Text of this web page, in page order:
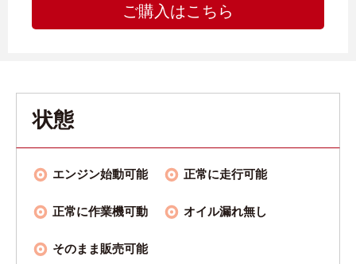
ご購入はこちら
状態
エンジン始動可能 正常に走行可能
正常に作業機可動 オイル漏れ無し
そのまま販売可能